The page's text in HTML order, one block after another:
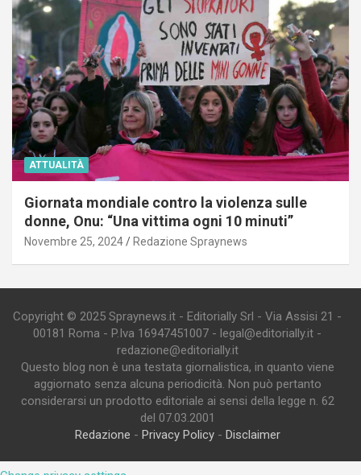
ATTUALITÀ
Giornata mondiale contro la violenza sulle
donne, Onu: “Una vittima ogni 10 minuti”
Novembre 25, 2024 Redazione Spraynews
Copyright © 2025 Spraynews.it - Editorially Srl - Via Assisi 21 -
00181 Roma - P.Iva 16947451007 - legal@editorially.it -
redazione@editorially.it
Questo blog non è una testata giornalistica, in quanto viene
aggiornato senza alcuna periodicità. Non può pertanto
considerarsi un prodotto editoriale ai sensi della legge n. 62
del 07.03.2001
Redazione - Privacy Policy- Disclaimer